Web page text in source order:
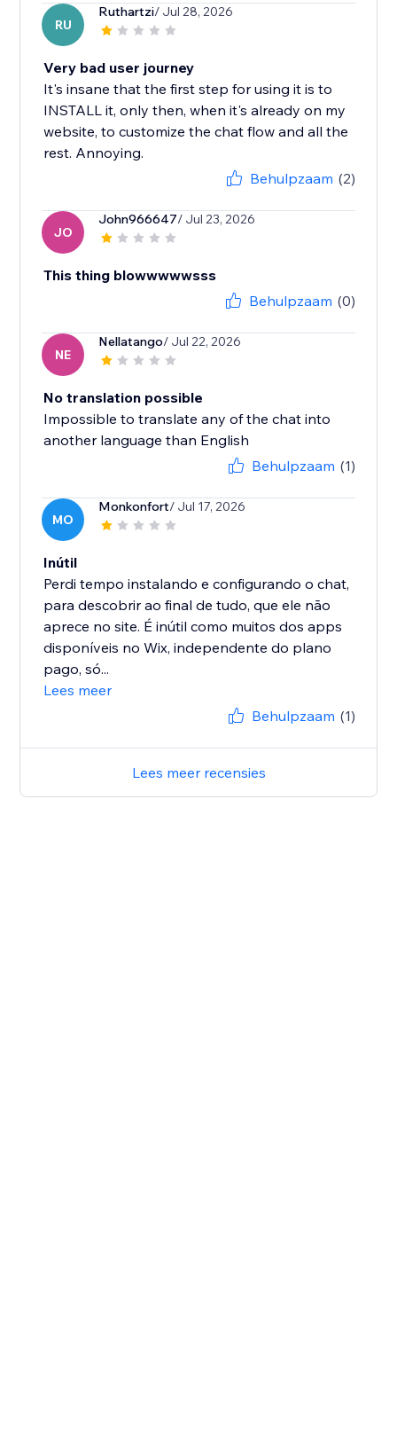
RU
Ruthartzi/ Jul 28, 2026
Very bad user journey
It's insane that the first step for using it is to
INSTALL it, only then, when it's already on my
website, to customize the chat flow and all the
rest. Annoying.
Behulpzaam (2)
JO
John966647/ Jul 23, 2026
This thing blowwwwwsss
Behulpzaam (0)
NE
Nellatango/ Jul 22, 2026
No translation possible
Impossible to translate any of the chat into
another language than English
Behulpzaam (1)
MO
Monkonfort/ Jul 17, 2026
Inútil
Perdi tempo instalando e configurando o chat,
para descobrir ao final de tudo, que ele não
aprece no site. É inútil como muitos dos apps
disponíveis no Wix, independente do plano
pago, só...
Lees meer
Behulpzaam (1)
Lees meer recensies